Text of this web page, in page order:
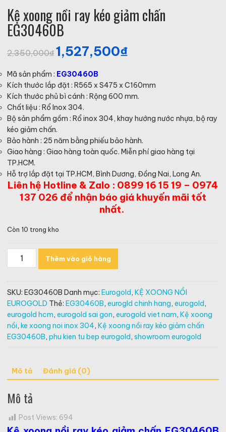
Kệ xoong nồi ray kéo giảm chấn
EG30460B
2,350,000₫ Giá
là:
2,350,000₫.
1,527,500₫Giá
là:
1,527,500₫.
Mã sản phẩm : EG30460B
Kích thước lắp đặt : R565 x S475 x C160mm
Kích thước phủ bì cánh : Rộng 600 mm.
Chất liệu : Rổ Inox 304.
Bộ sản phẩm gồm : Rổ inox 304, khay hướng nước nhựa, bộ ray
kéo giảm chấn.
Bảo hành : 25 năm bằng phiếu bảo hành.
Giao hàng : Giao hàng toàn quốc. Miễn phí giao hàng tại
TP.HCM.
Hỗ trợ lắp đặt tại TP.HCM, Bình Dương, Đồng Nai, Long An.
Liên hệ Hotline & Zalo : 0899 16 15 19 – 0974
137 026 để nhận báo giá khuyến mãi tốt
nhất.
Còn 10 trong kho
kéo
giảm
chấn
EG30460B
số
Thêm vào giỏ hàng
SKU: EG30460B Danh mục: Eurogold, KỆ XOONG NỒI
EUROGOLD Thẻ: EG30460B, eurogld chinh hang, eurogold,
eurogold hcm, eurogold sai gon, eurogold viet nam, Kệ xoong
nồi, ke xoong noi inox 304, Kệ xoong nồi ray kéo giảm chấn
EG30460B, phu kien tu bep eurogold, showroom eurogold
Mô tả Đánh giá (0)
Mô tả
Post Views: 694